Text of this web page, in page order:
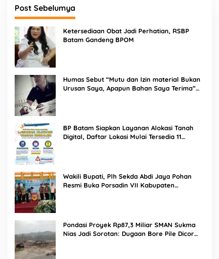
Post Sebelumya
Ketersediaan Obat Jadi Perhatian, RSBP
Batam Gandeng BPOM
Humas Sebut “Mutu dan Izin material Bukan
Urusan Saya, Apapun Bahan Saya Terima”
BP Batam Siapkan Layanan Alokasi Tanah
Digital, Daftar Lokasi Mulai Tersedia 11
Wakili Bupati, Plh Sekda Abdi Jaya Pohan
Resmi Buka Porsadin VII Kabupaten
Pondasi Proyek Rp87,3 Miliar SMAN Sukma
Nias Jadi Sorotan: Dugaan Bore Pile Dicor